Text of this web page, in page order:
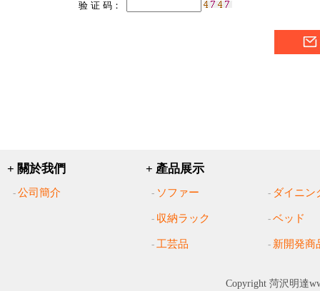
验 证 码：
+ 關於我們
- 公司簡介
+ 產品展示
- ソファー - ダイニン
- 収納ラック - ベッド
- 工芸品 - 新開発商
Copyright 菏沢明達